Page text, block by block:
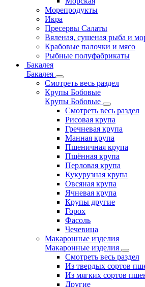
Морепродукты
Икра
Пресервы Салаты
Вяленая, сушеная рыба и
Крабовые палочки и мясо
Рыбные полуфабрикаты
Бакалея
Бакалея
Смотреть весь раздел
Крупы Бобовые
Крупы Бобовые
Смотреть весь раздел
Рисовая крупа
Гречневая крупа
Манная крупа
Пшеничная крупа
Пшённая крупа
Перловая крупа
Кукурузная крупа
Овсяная крупа
Ячневая крупа
Крупы другие
Горох
Фасоль
Чечевица
Макаронные изделия
Макаронные изделия
Смотреть весь раздел
Из твердых сортов
Из мягких сортов
Другие